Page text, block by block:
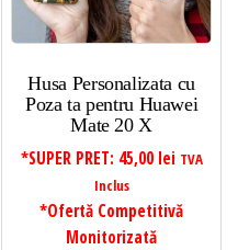
Husa Personalizata cu
Poza ta pentru Huawei
Mate 20 X
*SUPER PRET: 45,00 lei TVA
Inclus
*Ofertă Competitivă
Monitorizată